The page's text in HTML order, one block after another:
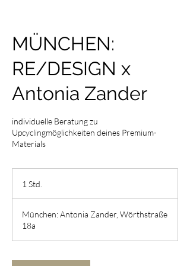
MÜNCHEN:
RE/DESIGN x
Antonia Zander
individuelle Beratung zu
Upcyclingmöglichkeiten deines Premium-
Materials
1 Std.
d
München: Antonia Zander, Wörthstraße
18a